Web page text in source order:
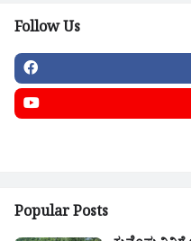
Follow Us
Popular Posts